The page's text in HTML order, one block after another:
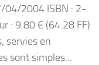
04/2004 ISBN : 2-
: 9.80 € (64.28 FF)
servies en
sont simples...